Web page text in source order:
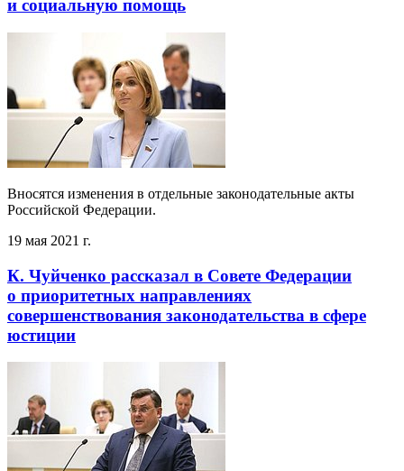
и социальную помощь
Вносятся изменения в отдельные законодательные акты
Российской Федерации.
19 мая 2021 г.
К. Чуйченко рассказал в Совете Федерации
о приоритетных направлениях
совершенствования законодательства в сфере
юстиции